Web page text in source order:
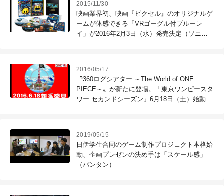
2015/11/30
映画業界初、映画『ピクセル』のオリジナルゲ
ームが体感できる「VRゴーグル付ブルーレ
イ」が2016年2月3日（水）発売決定（ソニ
2016/05/17
〝360ログシアター ～The World of ONE
PIECE～〟が新たに登場。「東京ワンピースタ
ワー セカンドシーズン」6月18日（土）始動
2019/05/15
日伊学生合同のゲーム制作プロジェクト本格始
動、企画プレゼンの決め手は「スケール感」
（バンタン）